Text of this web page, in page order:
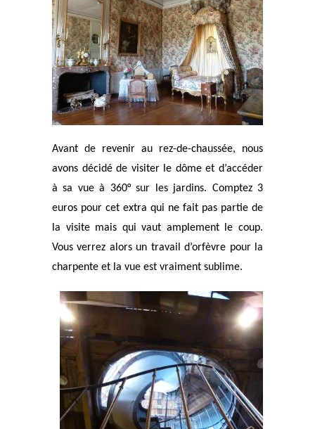
Avant de revenir au rez-de-chaussée, nous
avons décidé de visiter le dôme et d’accéder
à sa vue à 360° sur les jardins. Comptez 3
euros pour cet extra qui ne fait pas partie de
la visite mais qui vaut amplement le coup.
Vous verrez alors un travail d’orfèvre pour la
charpente et la vue est vraiment sublime.